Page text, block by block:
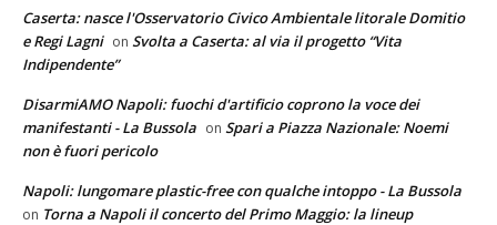
Caserta: nasce l'Osservatorio Civico Ambientale litorale Domitio
e Regi Lagni on Svolta a Caserta: al via il progetto “Vita
Indipendente”
DisarmiAMO Napoli: fuochi d'artificio coprono la voce dei
manifestanti - La Bussola on Spari a Piazza Nazionale: Noemi
non è fuori pericolo
Napoli: lungomare plastic-free con qualche intoppo - La Bussola
on Torna a Napoli il concerto del Primo Maggio: la lineup